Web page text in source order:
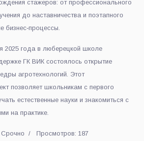
стажеров: от профессионального
до наставничества и поэтапного
бизнес‑процессы.
2025 года в люберецкой школе
ГК ВИК состоялось открытие
агротехнологий. Этот
позволяет школьникам с первого
естественные науки и знакомиться с
на практике.
Срочно Просмотров: 187